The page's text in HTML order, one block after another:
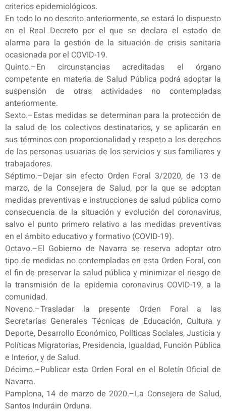
criterios epidemiológicos.
En todo lo no descrito anteriormente, se estará lo dispuesto
en el Real Decreto por el que se declara el estado de
alarma para la gestión de la situación de crisis sanitaria
ocasionada por el COVID-19.
Quinto.–En circunstancias acreditadas el órgano
competente en materia de Salud Pública podrá adoptar la
suspensión de otras actividades no contempladas
anteriormente.
Sexto.–Estas medidas se determinan para la protección de
la salud de los colectivos destinatarios, y se aplicarán en
sus términos con proporcionalidad y respeto a los derechos
de las personas usuarias de los servicios y sus familiares y
trabajadores.
Séptimo.–Dejar sin efecto Orden Foral 3/2020, de 13 de
marzo, de la Consejera de Salud, por la que se adoptan
medidas preventivas e instrucciones de salud pública como
consecuencia de la situación y evolución del coronavirus,
salvo el punto primero relativo a las medidas preventivas
en el ámbito educativo y formativo (COVID-19).
Octavo.–El Gobierno de Navarra se reserva adoptar otro
tipo de medidas no contempladas en esta Orden Foral, con
el fin de preservar la salud pública y minimizar el riesgo de
la transmisión de la epidemia coronavirus COVID-19, a la
comunidad.
Noveno.–Trasladar la presente Orden Foral a las
Secretarías Generales Técnicas de Educación, Cultura y
Deporte, Desarrollo Económico, Políticas Sociales, Justicia y
Políticas Migratorias, Presidencia, Igualdad, Función Pública
e Interior, y de Salud.
Décimo.–Publicar esta Orden Foral en el Boletín Oficial de
Navarra.
Pamplona, 14 de marzo de 2020.–La Consejera de Salud,
Santos Induráin Orduna.